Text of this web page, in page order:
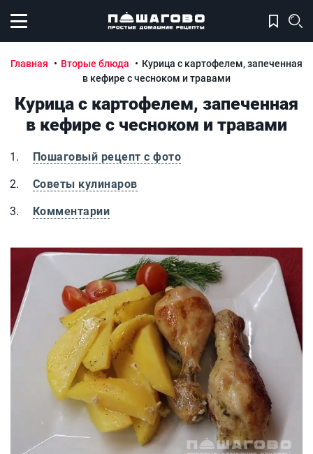
Открыть меню
Главная Вторые блюда
Курица с картофелем, запеченная
в кефире с чесноком и травами
Курица с картофелем, запеченная
в кефире с чесноком и травами
Пошаговый рецепт с фото
Советы кулинаров
Комментарии
Курица с картофелем, запеченная в кефире с чесноком